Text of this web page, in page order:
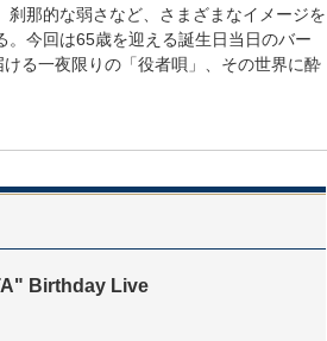
那的な弱さなど、さまざまなイメージを
今回は65歳を迎える誕生日当日のバー
る一夜限りの「役者唄」、その世界に酔
Birthday Live